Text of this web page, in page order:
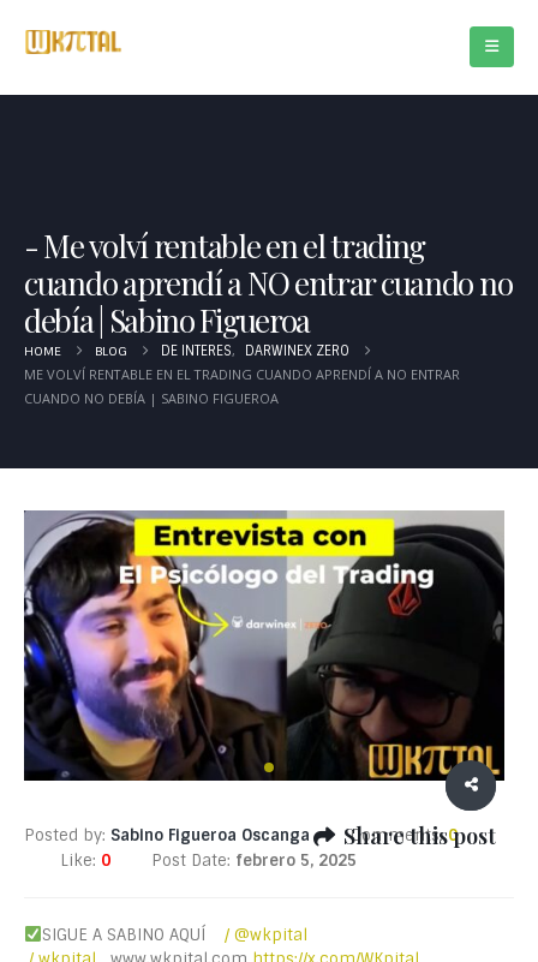
Me volví rentable en el trading
cuando aprendí a NO entrar cuando no
debía | Sabino Figueroa
HOME BLOG DE INTERES, DARWINEX ZERO
ME VOLVÍ RENTABLE EN EL TRADING CUANDO APRENDÍ A NO ENTRAR
CUANDO NO DEBÍA | SABINO FIGUEROA
Share this post
Posted by: Sabino Figueroa Oscanga Comments:0
Like: 0 Post Date: febrero 5, 2025
SIGUE A SABINO AQUÍ
/ @wkpital